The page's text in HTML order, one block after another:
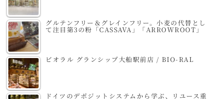
グルテンフリー＆グレインフリー。小麦の代替とし
て注目第3の粉「CASSAVA」「ARROWROOT」
ビオラル グランシップ大船駅前店 / BIO-RAL
ドイツのデポジットシステムから学ぶ、リユース重